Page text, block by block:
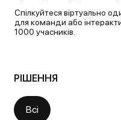
Спілкуйтеся віртуально
для команди або
1000 учасників.
РІШЕННЯ
Всі